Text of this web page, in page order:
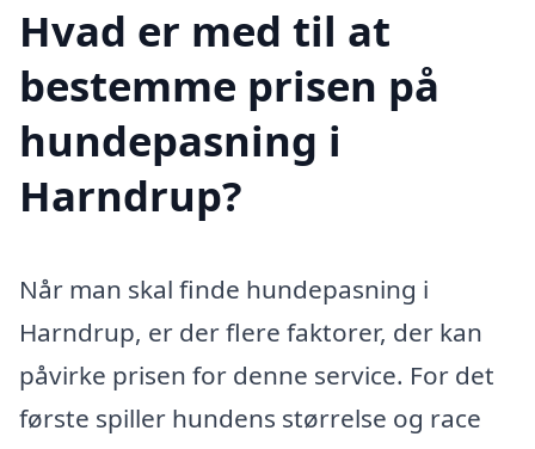
Hvad er med til at
bestemme prisen på
hundepasning i
Harndrup?
Når man skal finde hundepasning i
Harndrup, er der flere faktorer, der kan
påvirke prisen for denne service. For det
første spiller hundens størrelse og race